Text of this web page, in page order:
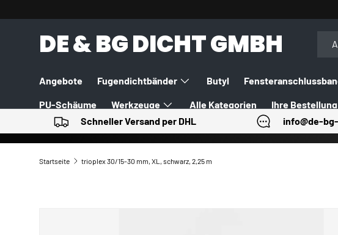
DIREKT ZUM INHALT
DE & BG DICHT GMBH
Angebote Fugendichtbänder Butyl
PU-Schäume Werkzeuge Alle Kategorien Ihre
Schneller Versand per DHL info@de-
Startseite trioplex 30/15-30 mm, XL, schwarz, 2,25 m